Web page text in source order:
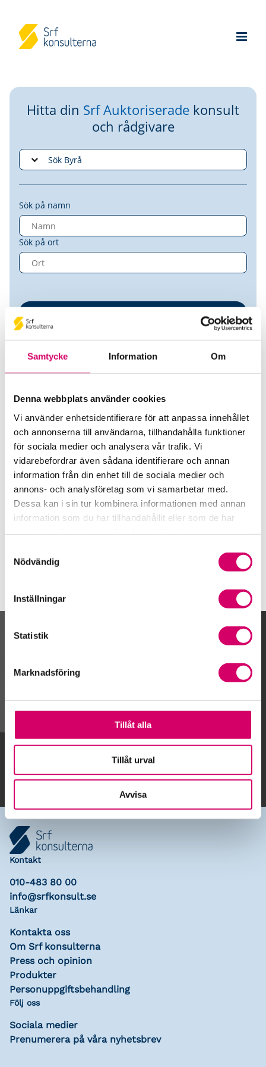
Samtycke Information Om
Denna webbplats använder cookies
Vi använder enhetsidentifierare för att anpassa innehållet
och annonserna till användarna, tillhandahålla funktioner
för sociala medier och analysera vår trafik. Vi
vidarebefordrar även sådana identifierare och annan
information från din enhet till de sociala medier och
annons- och analysföretag som vi samarbetar med.
Dessa kan i sin tur kombinera informationen med annan
information som du har tillhandahållit eller som de har
Nödvändig
Inställningar
Statistik
Marknadsföring
Tillåt alla
Tillåt urval
Avvisa
Hitta din Srf Auktoriserade konsult
och rådgivare
Sök på namn
Sök på ort
Åby Invest AB
Srf Auktoriserade konsulter
Per-Åke Tjäder
Auktoriserad Redovisningskonsult
Skicka e-post
070-977 13 31
Norrköping
Kalendarium
Gå till kalendariet
Lägg till i kalender
Kontakt
010-483 80 00
info@srfkonsult.se
Länkar
Kontakta oss
Om Srf konsulterna
Press och opinion
Produkter
Personuppgiftsbehandling
Följ oss
Sociala medier
Prenumerera på våra nyhetsbrev